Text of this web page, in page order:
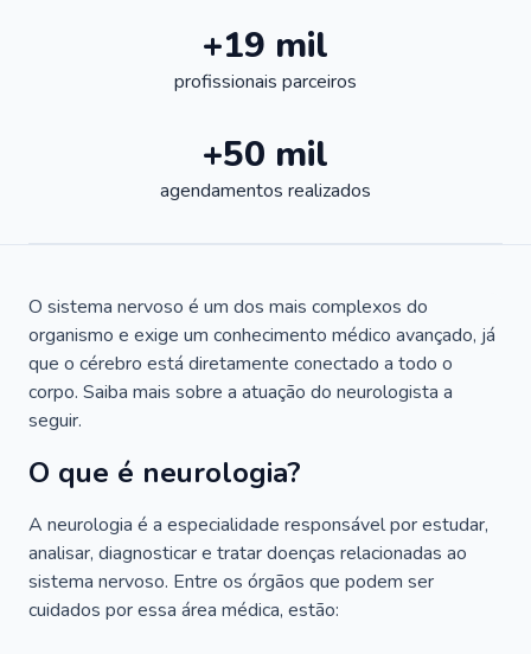
+19 mil
profissionais parceiros
+50 mil
agendamentos realizados
O sistema nervoso é um dos mais complexos do
organismo e exige um conhecimento médico avançado, já
que o cérebro está diretamente conectado a todo o
corpo. Saiba mais sobre a atuação do neurologista a
seguir.
O que é neurologia?
A neurologia é a especialidade responsável por estudar,
analisar, diagnosticar e tratar doenças relacionadas ao
sistema nervoso. Entre os órgãos que podem ser
cuidados por essa área médica, estão: